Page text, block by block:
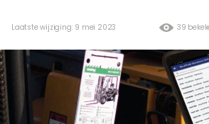
39
Laatste wijziging: 9 mei 2023